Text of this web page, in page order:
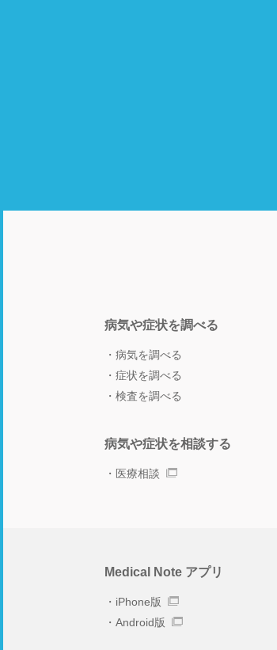
病気や症状を調べる
病気を調べる
症状を調べる
検査を調べる
病気や症状を相談する
医療相談
Medical Note アプリ
iPhone版
Android版